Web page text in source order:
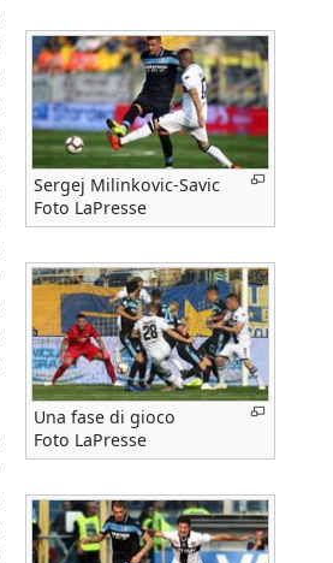
Sergej Milinkovic-Savic
Foto LaPresse
Una fase di gioco
Foto LaPresse